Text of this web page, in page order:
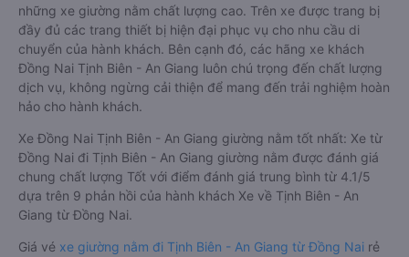
những xe giường nằm chất lượng cao. Trên xe được trang bị
đầy đủ các trang thiết bị hiện đại phục vụ cho nhu cầu di
chuyển của hành khách. Bên cạnh đó, các hãng xe khách
Đồng Nai Tịnh Biên - An Giang luôn chú trọng đến chất lượng
dịch vụ, không ngừng cải thiện để mang đến trải nghiệm hoàn
hảo cho hành khách.
Xe Đồng Nai Tịnh Biên - An Giang giường nằm tốt nhất: Xe từ
Đồng Nai đi Tịnh Biên - An Giang giường nằm được đánh giá
chung chất lượng Tốt với điểm đánh giá trung bình từ 4.1/5
dựa trên 9 phản hồi của hành khách Xe về Tịnh Biên - An
Giang từ Đồng Nai.
Giá vé xe giường nằm đi Tịnh Biên - An Giang từ Đồng Nai rẻ